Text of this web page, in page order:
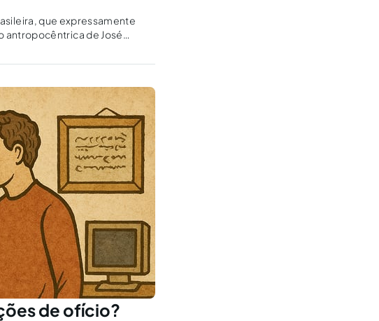
que expressamente
antropocêntrica de José
de ofício?